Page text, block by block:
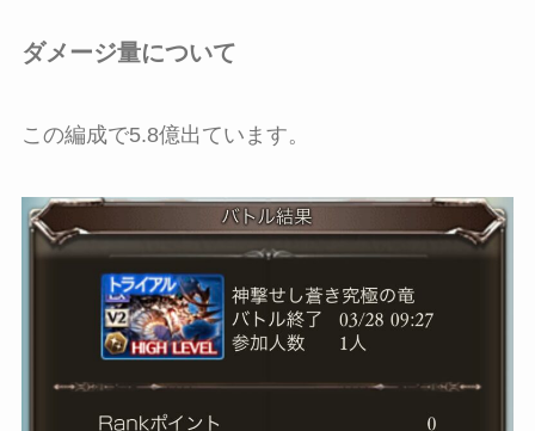
ダメージ量について
この編成で5.8億出ています。